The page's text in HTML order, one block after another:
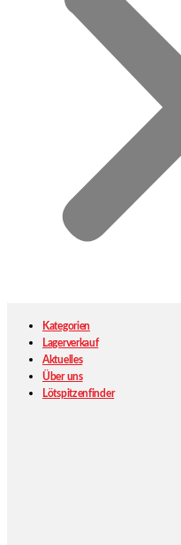
Kategorien
Lagerverkauf
Aktuelles
Über uns
Lötspitzenfinder